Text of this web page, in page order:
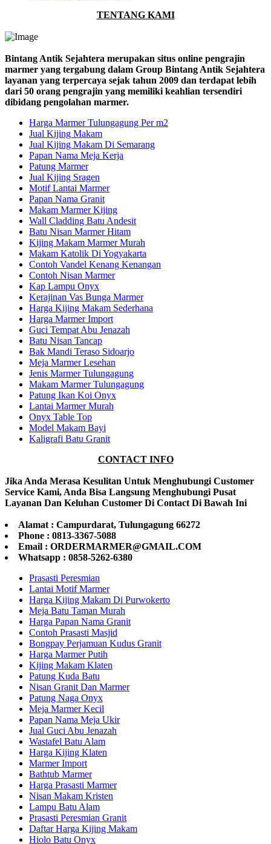
TENTANG KAMI
Bintang Antik Sejahtera merupakan situs online pengrajin
marmer yang tergabung dalam Group Bintang Antik Sejahtera
layanan yang terpercaya sejak tahun 2009 dan terdapat lebih
dari 50 orang pengrajin yang memiliki keahlian tersendiri
dibidang pengolahan marmer.
Harga Marmer Tulungagung Per m2
Jual Kijing Makam
Jual Kijing Makam Di Semarang
Papan Nama Meja Kerja
Patung Marmer
Jual Kijing Sragen
Motif Lantai Marmer
Papan Nama Granit
Makam Marmer Kijing
Wall Cladding Batu Andesit
Batu Nisan Marmer Hitam
Kijing Makam Marmer Murah
Makam Katolik Di Yogyakarta
Contoh Vandel Kenang Kenangan
Contoh Nisan Marmer
Kap Lampu Onyx
Kerajinan Vas Bunga Marmer
Harga Kijing Makam Sederhana
Harga Marmer Import
Guci Tempat Abu Jenazah
Batu Nisan Tancap
Bak Mandi Teraso Sidoarjo
Meja Marmer Lesehan
Jenis Marmer Tulungagung
Makam Marmer Tulungagung
Patung Ikan Koi Onyx
Lantai Marmer Murah
Onyx Table Top
Model Makam Bayi
Kaligrafi Batu Granit
CONTACT INFO
Jika Anda Merasa Kesulitan Untuk Menghubungi Customer
Service Kami, Anda Bisa Langsung Menghubungi Pusat
Layanan Dan Keluhan Customer Di Contact Di Bawah Ini
Alamat : Campurdarat, Tulungagung 66272
Phone : 0813-3367-5088
Email : ORDERMARMER@GMAIL.COM
Whatsapp : 0858-5262-6380
Prasasti Peresmian
Lantai Motif Marmer
Harga Kijing Makam Di Purwokerto
Meja Batu Taman Murah
Harga Papan Nama Granit
Contoh Prasasti Masjid
Bongpay Perjamuan Kudus Granit
Harga Marmer Putih
Kijing Makam Klaten
Patung Kuda Batu
Nisan Granit Dan Marmer
Patung Naga Onyx
Meja Marmer Kecil
Papan Nama Meja Ukir
Jual Guci Abu Jenazah
Wastafel Batu Alam
Harga Kijing Klaten
Marmer Import
Bathtub Marmer
Harga Prasasti Marmer
Nisan Makam Kristen
Lampu Batu Alam
Prasasti Peresmian Granit
Daftar Harga Kijing Makam
Hiolo Batu Onyx